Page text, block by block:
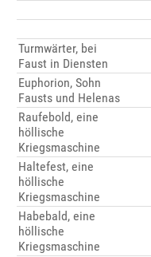
Turmwärter, bei
Faust in Diensten
Euphorion, Sohn
Fausts und Helenas
Raufebold, eine
höllische
Kriegsmaschine
Haltefest, eine
höllische
Kriegsmaschine
Habebald, eine
höllische
Kriegsmaschine